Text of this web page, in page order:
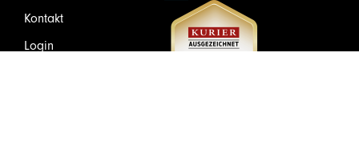
Kontakt
Login